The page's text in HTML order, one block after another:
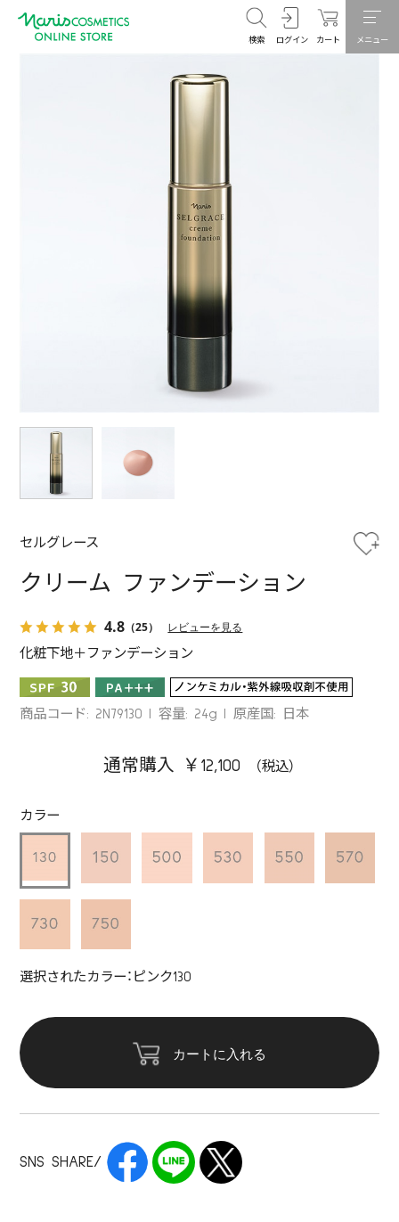
検索 ログイン カート メニュー
セルグレース
クリーム ファンデーション
4.8 （25） レビューを見る
化粧下地＋ファンデーション
商品コード: 2N79130 容量: 24g 原産国: 日本
通常購入 ￥12,100
カラー
選択されたカラー：ピンク130
カートに入れる
SNS SHARE/